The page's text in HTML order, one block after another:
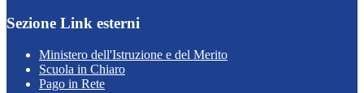
Sezione Link esterni
Ministero dell'Istruzione e del Merito
Scuola in Chiaro
Pago in Rete